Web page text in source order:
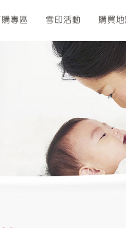
購專區 雪印活動 購買地